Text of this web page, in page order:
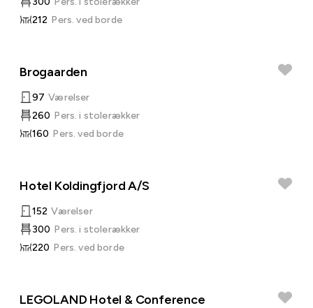
212 Pers. ved borde
Brogaarden
97 Værelser
260 Pers. i stolerækker
160 Pers. ved borde
Hotel Koldingfjord A/S
152 Værelser
300 Pers. i stolerækker
220 Pers. ved borde
LEGOLAND Hotel & Conference